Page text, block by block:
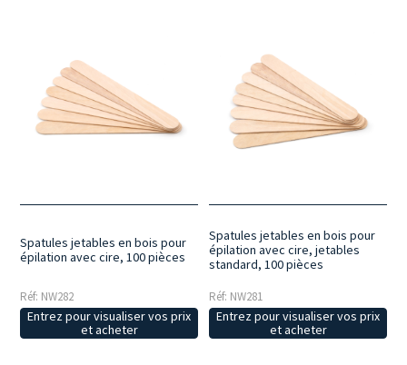
Spatules jetables en bois pour
épilation avec cire, 100 pièces
Réf: NW282
Entrez pour visualiser vos prix
et acheter
Spatules jetables en bois pour
épilation avec cire, jetables
standard, 100 pièces
Réf: NW281
Entrez pour visualiser vos prix
et acheter